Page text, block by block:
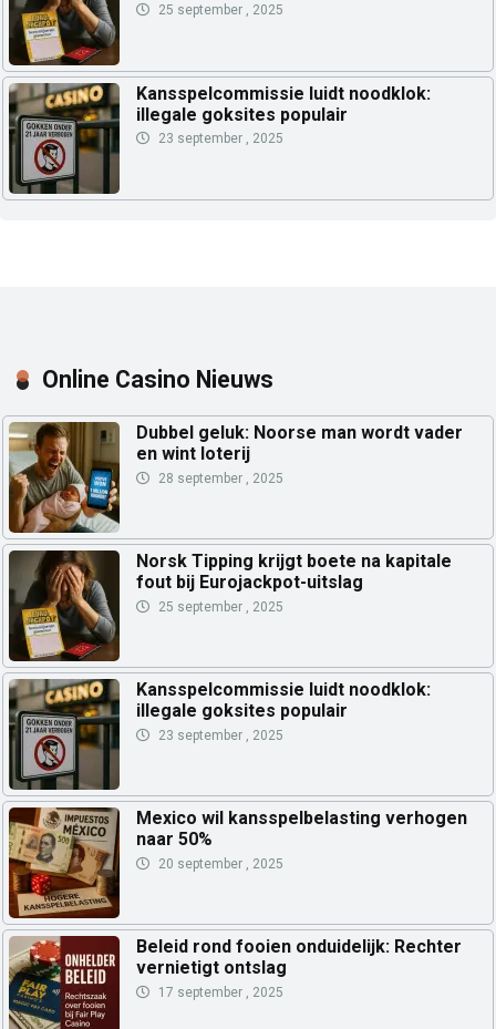
25 september , 2025
Kansspelcommissie luidt noodklok:
illegale goksites populair
23 september , 2025
Online Casino Nieuws
Dubbel geluk: Noorse man wordt vader
en wint loterij
28 september , 2025
Norsk Tipping krijgt boete na kapitale
fout bij Eurojackpot-uitslag
25 september , 2025
Kansspelcommissie luidt noodklok:
illegale goksites populair
23 september , 2025
Mexico wil kansspelbelasting verhogen
naar 50%
20 september , 2025
Beleid rond fooien onduidelijk: Rechter
vernietigt ontslag
17 september , 2025